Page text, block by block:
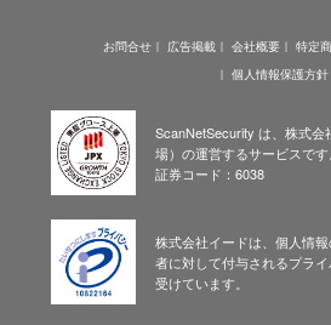
お問合せ 広告掲載 会社概要
特定
個人情報保護方針
ScanNetSecurity は、株式会
場）の運営するサービスです。
証券コード：6038
株式会社イードは、個人情
者に対して付与されるプラ
受けています。